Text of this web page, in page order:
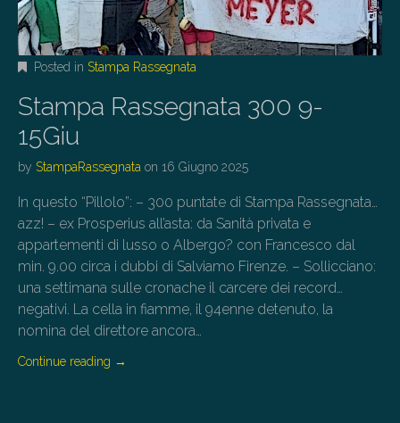
Posted in Stampa Rassegnata
Stampa Rassegnata 300 9-
15Giu
by StampaRassegnata on 16 Giugno 2025
In questo “Pillolo”: – 300 puntate di Stampa Rassegnata…
azz! – ex Prosperius all’asta: da Sanità privata e
appartementi di lusso o Albergo? con Francesco dal
min. 9.00 circa i dubbi di Salviamo Firenze. – Sollicciano:
una settimana sulle cronache il carcere dei record…
negativi. La cella in fiamme, il 94enne detenuto, la
nomina del direttore ancora…
Continue reading →